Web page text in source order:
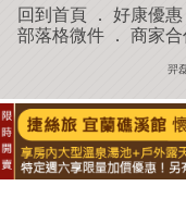
回到首頁 ． 好康優惠
部落格微件． 商家合
羿